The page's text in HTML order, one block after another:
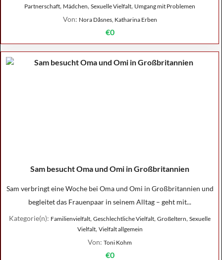
Partnerschaft, Mädchen, Sexuelle Vielfalt, Umgang mit Problemen
Von: Nora Dåsnes, Katharina Erben
€0
Sam besucht Oma und Omi in Großbritannien
Sam verbringt eine Woche bei Oma und Omi in Großbritannien und
begleitet das Frauenpaar in seinem Alltag – geht mit...
Kategorie(n): Familienvielfalt, Geschlechtliche Vielfalt, Großeltern, Sexuelle
Vielfalt, Vielfalt allgemein
Von: Toni Kohm
€0